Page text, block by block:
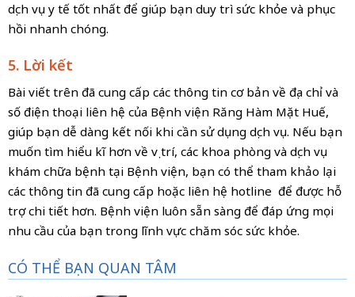
dịch vụ y tế tốt nhất để giúp bạn duy trì sức khỏe và phục
hồi nhanh chóng.
5. Lời kết
Bài viết trên đã cung cấp các thông tin cơ bản về địa chỉ và
số điện thoại liên hệ của Bệnh viện Răng Hàm Mặt Huế,
giúp bạn dễ dàng kết nối khi cần sử dụng dịch vụ. Nếu bạn
muốn tìm hiểu kĩ hơn về vị trí, các khoa phòng và dịch vụ
khám chữa bệnh tại Bệnh viện, bạn có thể tham khảo lại
các thông tin đã cung cấp hoặc liên hệ hotline để được hỗ
trợ chi tiết hơn. Bệnh viện luôn sẵn sàng để đáp ứng mọi
nhu cầu của bạn trong lĩnh vực chăm sóc sức khỏe.
CÓ THỂ BẠN QUAN TÂM